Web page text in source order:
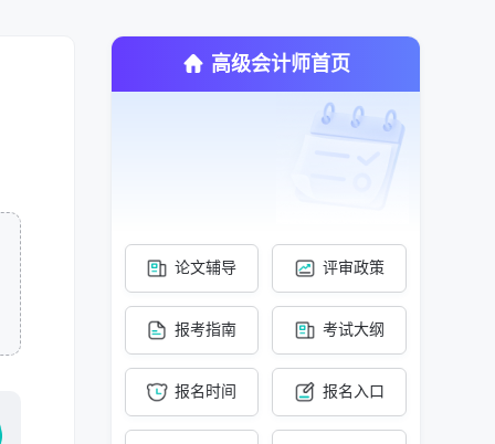
高级会计师首页
论文辅导 评审政策
报考指南 考试大纲
报名时间 报名入口